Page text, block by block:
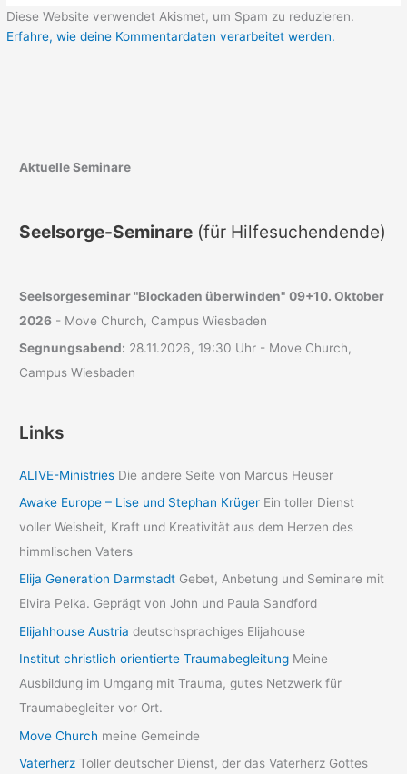
Diese Website verwendet Akismet, um Spam zu reduzieren.
Erfahre, wie deine Kommentardaten verarbeitet werden.
Aktuelle Seminare
Seelsorge-Seminare (für Hilfesuchendende)
Seelsorgeseminar "Blockaden überwinden" 09+10. Oktober
2026 - Move Church, Campus Wiesbaden
Segnungsabend: 28.11.2026, 19:30 Uhr - Move Church,
Campus Wiesbaden
Links
ALIVE-Ministries Die andere Seite von Marcus Heuser
Awake Europe – Lise und Stephan Krüger Ein toller Dienst
voller Weisheit, Kraft und Kreativität aus dem Herzen des
himmlischen Vaters
Elija Generation Darmstadt Gebet, Anbetung und Seminare mit
Elvira Pelka. Geprägt von John und Paula Sandford
Elijahhouse Austria deutschsprachiges Elijahouse
Institut christlich orientierte Traumabegleitung Meine
Ausbildung im Umgang mit Trauma, gutes Netzwerk für
Traumabegleiter vor Ort.
Move Church meine Gemeinde
Vaterherz Toller deutscher Dienst, der das Vaterherz Gottes